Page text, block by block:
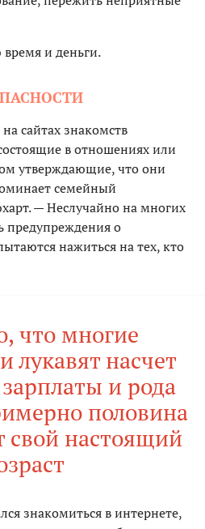
время и деньги.
сайтах знакомств
в отношениях или
утверждающие, что они
семейный
— Неслучайно на многих
предупреждения о
нажиться на тех, кто
что многие
лукавят насчет
зарплаты и рода
половина
свой настоящий
знакомиться в интернете,